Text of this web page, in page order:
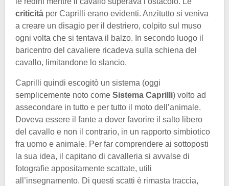
criticità per Caprilli erano evidenti. Anzitutto si veniva
a creare un disagio per il destriero, colpito sul muso
ogni volta che si tentava il balzo. In secondo luogo il
baricentro del cavaliere ricadeva sulla schiena del
cavallo, limitandone lo slancio.
Caprilli quindi escogitò un sistema (oggi
semplicemente noto come Sistema Caprilli) volto ad
assecondare in tutto e per tutto il moto dell’animale.
Doveva essere il fante a dover favorire il salto libero
del cavallo e non il contrario, in un rapporto simbiotico
fra uomo e animale. Per far comprendere ai sottoposti
la sua idea, il capitano di cavalleria si avvalse di
fotografie appositamente scattate, utili
all’insegnamento. Di questi scatti è rimasta traccia,